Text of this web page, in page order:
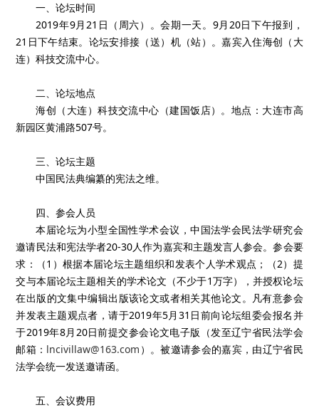
一、论坛时间
2019年9月21日（周六）。会期一天。9月20日下午报到，
21日下午结束。论坛安排接（送）机（站）。嘉宾入住海创（大
连）科技交流中心。
二、论坛地点
海创（大连）科技交流中心（建国饭店）。地点：大连市高
新园区黄浦路507号。
三、论坛主题
中国民法典编纂的宪法之维。
四、参会人员
本届论坛为小型全国性学术会议，中国法学会民法学研究会
邀请民法和宪法学者20-30人作为嘉宾和主题发言人参会。参会要
求：（1）根据本届论坛主题组织和发表个人学术观点；（2）提
交与本届论坛主题相关的学术论文（不少于1万字），并授权论坛
在出版的文集中编辑出版该论文或者相关其他论文。凡有意参会
并发表主题观点者，请于2019年5月31日前向论坛组委会报名并
于2019年8月20日前提交参会论文电子版（发至辽宁省民法学会
邮箱： lncivillaw@163.com ）。被邀请参会的嘉宾，由辽宁省民
法学会统一发送邀请函。
五、会议费用